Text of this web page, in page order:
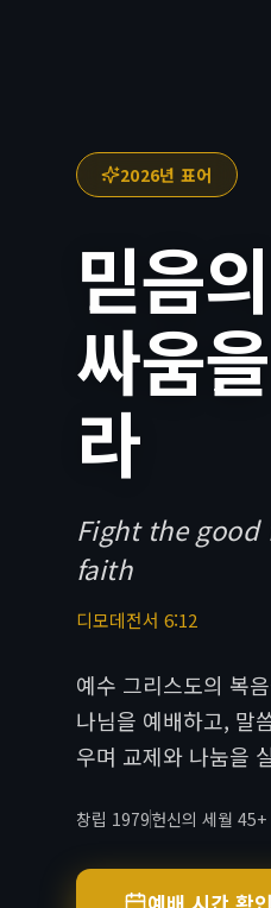
2026년 표어
믿음
싸움
라
Fight the
faith
디모데전서 6:12
예수 그리스도의 복
나님을 예배하고, 말
우며 교제와 나눔을
창립 1979헌신의 세월 45+